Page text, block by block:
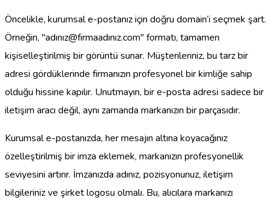
Öncelikle, kurumsal e-postanız için doğru domain’i seçmek şart.
Örneğin, "adınız@firmaadınız.com" formatı, tamamen
kişiselleştirilmiş bir görüntü sunar. Müşterileriniz, bu tarz bir
adresi gördüklerinde firmanızın profesyonel bir kimliğe sahip
olduğu hissine kapılır. Unutmayın, bir e-posta adresi sadece bir
iletişim aracı değil, aynı zamanda markanızın bir parçasıdır.
Kurumsal e-postanızda, her mesajın altına koyacağınız
özelleştirilmiş bir imza eklemek, markanızın profesyonellik
seviyesini artırır. İmzanızda adınız, pozisyonunuz, iletişim
bilgileriniz ve şirket logosu olmalı. Bu, alıcılara markanızı